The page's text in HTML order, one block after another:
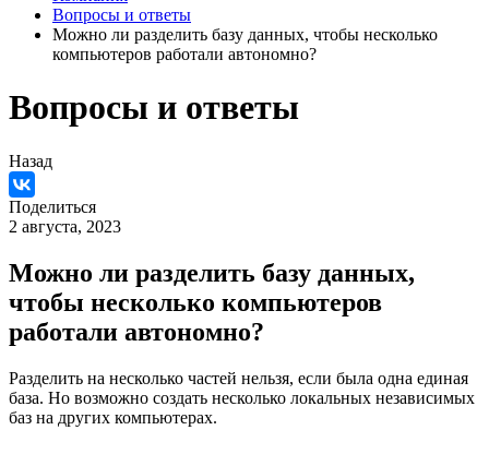
Вопросы и ответы
Можно ли разделить базу данных, чтобы несколько
компьютеров работали автономно?
Вопросы и ответы
Назад
Поделиться
2 августа, 2023
Можно ли разделить базу данных,
чтобы несколько компьютеров
работали автономно?
Разделить на несколько частей нельзя, если была одна единая
база. Но возможно создать несколько локальных независимых
баз на других компьютерах.